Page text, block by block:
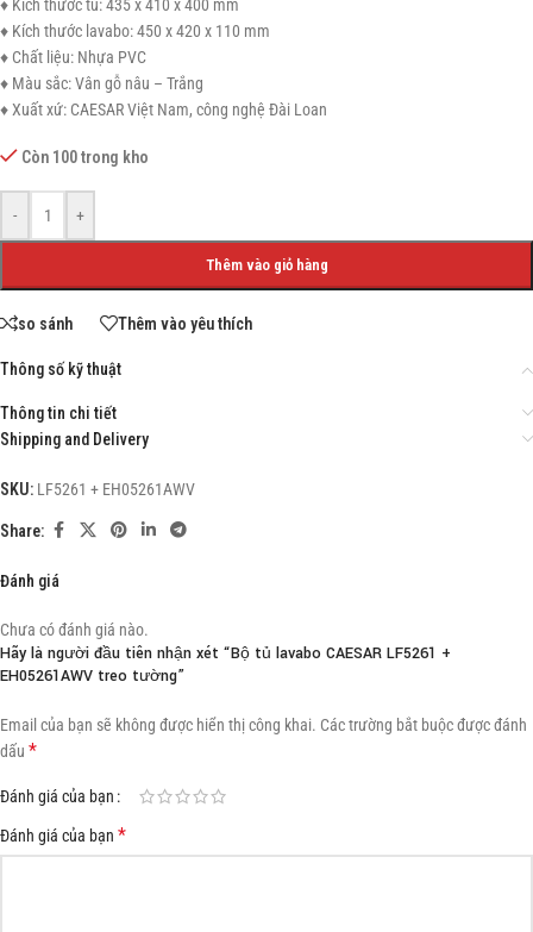
♦ Kích thước tủ: 435 x 410 x 400 mm
♦ Kích thước lavabo: 450 x 420 x 110 mm
♦ Chất liệu: Nhựa PVC
♦ Màu sắc: Vân gỗ nâu – Trắng
♦ Xuất xứ: CAESAR Việt Nam, công nghệ Đài Loan
Còn 100 trong kho
- +
Thêm vào giỏ hàng
so sánh Thêm vào yêu thích
Thông số kỹ thuật
Thông tin chi tiết
Shipping and Delivery
SKU: LF5261 + EH05261AWV
Share:
Đánh giá
Chưa có đánh giá nào.
Hãy là người đầu tiên nhận xét “Bộ tủ lavabo CAESAR LF5261 +
EH05261AWV treo tường”
Email của bạn sẽ không được hiển thị công khai. Các trường bắt buộc được đánh
dấu *
Đánh giá của bạn
Đánh giá của bạn *